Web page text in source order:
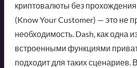
криптовалюты без
(Know Your Customer) — это не
необходимость. Dash, как одна
встроенными функциями
подходит для таких сценариев.